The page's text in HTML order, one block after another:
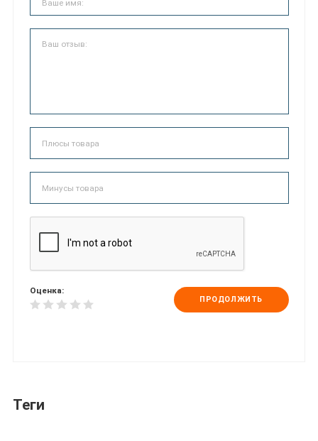
Оценка:
ПРОДОЛЖИТЬ
Теги